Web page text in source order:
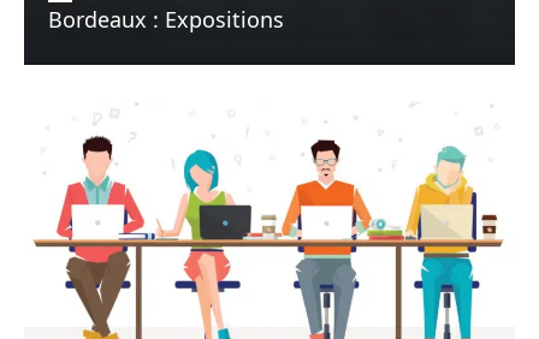
Bordeaux : Expositions